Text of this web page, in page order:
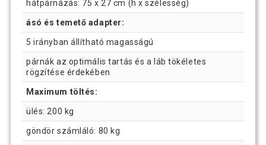
hátpárnázás: 75 x 27 cm (h x szélesség)
ásó és temető adapter:
5 irányban állítható magasságú
párnák az optimális tartás és a láb tökéletes
rögzítése érdekében
Maximum töltés:
ülés: 200 kg
göndör számláló: 80 kg